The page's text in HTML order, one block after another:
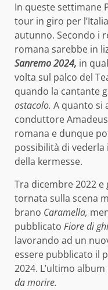
In queste settimane
tour in giro per
autunno. Secondo i
romana sarebbe in
Sanremo 2024, in
volta sul palco del
quando la cantante
ostacolo. A quanto si
conduttore
romana e dunque
possibilità di
della kermesse.
Tra dicembre 2022 e
tornata sulla scena
brano Caramella,
pubblicato Fiore di
lavorando ad un
essere pubblicato il
2024. L’ultimo
da morire.